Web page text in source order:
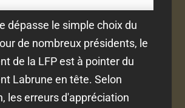
dépasse le simple choix du
de nombreux présidents, le
de la LFP est à pointer du
Labrune en tête. Selon
les erreurs d'appréciation